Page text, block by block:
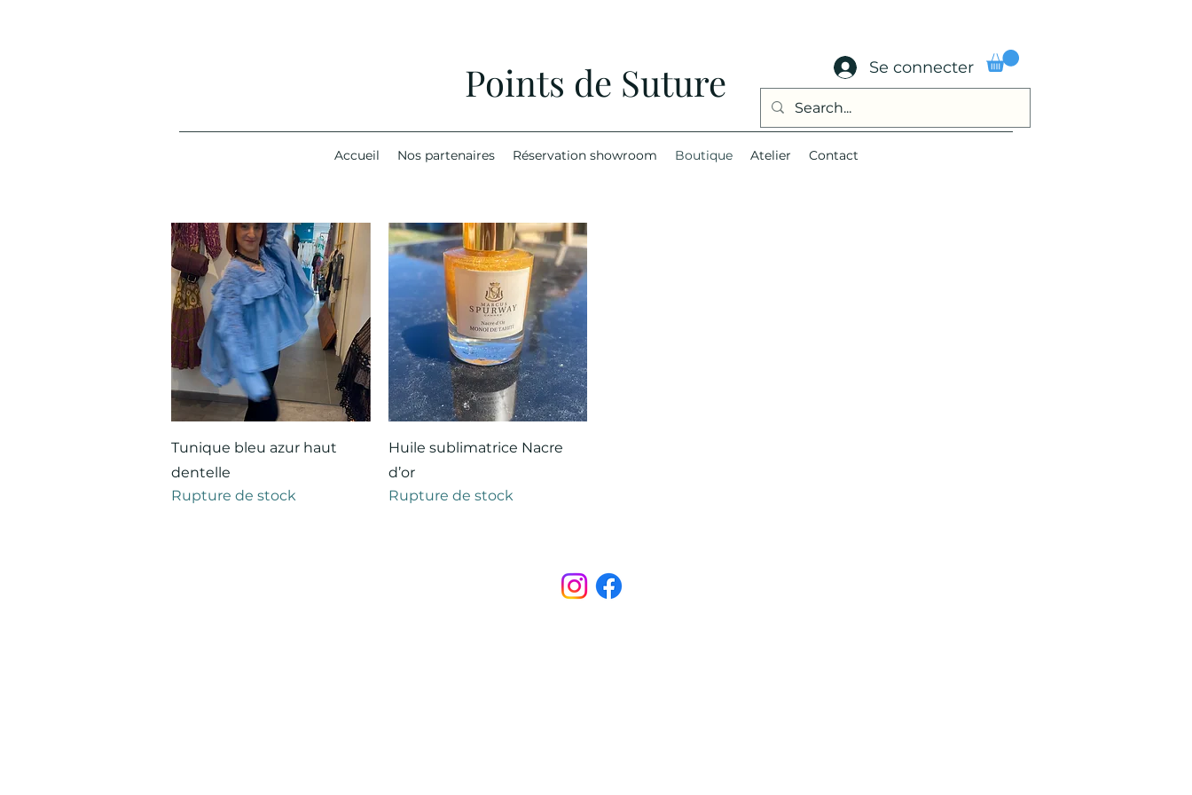
Points de Suture Se connecter
Accueil Nos partenaires Réservation showroom Boutique Atelier Contact
Aperçu rapide
Tunique bleu azur haut
dentelle
Rupture de stock
Aperçu rapide
Huile sublimatrice Nacre
d’or
Rupture de stock